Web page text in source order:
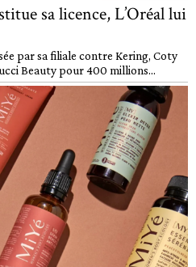
sa licence, L’Oréal lui
par sa filiale contre Kering, Coty
Beauty pour 400 millions...